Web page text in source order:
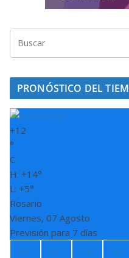
PRONÓSTICO DEL
+12
°
C
H: +14°
L: +5°
Rosario
Viernes, 07 Agosto
Previsión para 7 días
Sáb
Do
Lun
Ma